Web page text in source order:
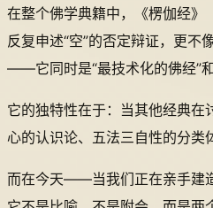
在整个佛学典籍中，《楞伽经
反复申述“空”的否定辩证，更
——它同时是“最技术化的佛经”和
它的独特性在于：当其他经典在
心的认识论、五法三自性的分类
而在今天——当我们正在亲手建